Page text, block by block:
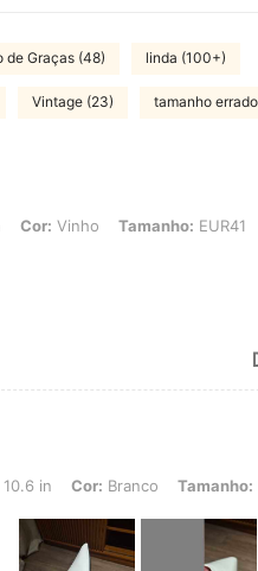
de Graças (48) linda (100+)
Vintage (23) tamanho
EUR41
Cor: Vinho Tamanho: EUR41
Branco, Tamanho: EUR43
in Cor: Branco Tamanho: